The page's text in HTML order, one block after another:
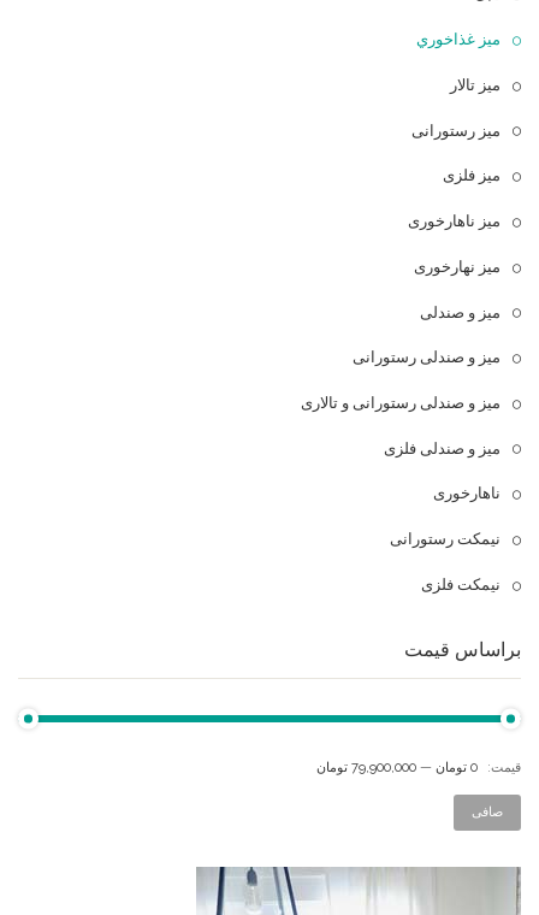
ميز غذاخوري
میز تالار
میز رستورانی
میز فلزی
میز ناهارخوری
میز نهارخوری
میز و صندلی
میز و صندلی رستورانی
میز و صندلی رستورانی و تالاری
میز و صندلی فلزی
ناهارخوری
نیمکت رستورانی
نیمکت فلزی
براساس قیمت
صافی
قيمت: 0 تومان — 79,900,000 تومان